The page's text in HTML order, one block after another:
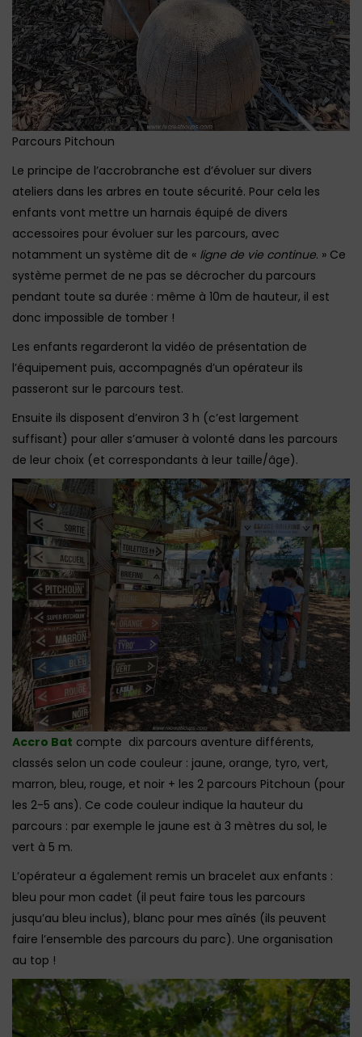
Parcours Pitchoun
Le principe de l’accrobranche est d’évoluer sur divers
ateliers dans les arbres en toute sécurité. Pour cela les
enfants vont mettre un harnais équipé de divers
accessoires pour évoluer sur les parcours, avec
notamment un système dit de « ligne de vie continue. » Ce
système permet de ne pas se décrocher du parcours
pendant toute sa durée : même à 10m de hauteur, il est
donc impossible de tomber !
Les enfants regarderont la vidéo de présentation de
l’équipement puis, accompagnés d’un opérateur ils
passeront sur le parcours test.
Ensuite ils disposent d’environ 3 h (c’est largement
suffisant) pour aller s’amuser à volonté dans les parcours
de leur choix (et correspondants à leur taille/âge).
Accro Bat compte dix parcours aventure différents,
classés selon un code couleur : jaune, orange, tyro, vert,
marron, bleu, rouge, et noir + les 2 parcours Pitchoun (pour
les 2-5 ans). Ce code couleur indique la hauteur du
parcours : par exemple le jaune est à 3 mètres du sol, le
vert à 5 m.
L’opérateur a également remis un bracelet aux enfants :
bleu pour mon cadet (il peut faire tous les parcours
jusqu’au bleu inclus), blanc pour mes aînés (ils peuvent
faire l’ensemble des parcours du parc). Une organisation
au top !